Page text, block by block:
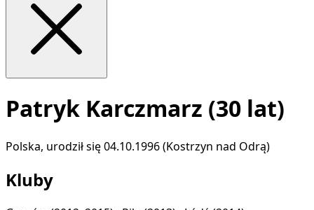
Patryk Karczmarz (30 lat)
Polska, urodził się 04.10.1996 (Kostrzyn nad Odrą)
Kluby